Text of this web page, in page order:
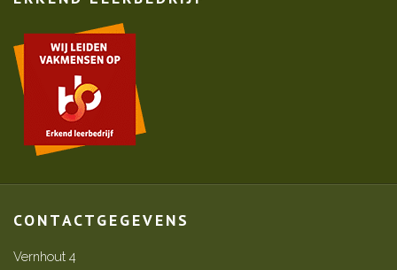
CONTACTGEGEVENS
Vernhout 4